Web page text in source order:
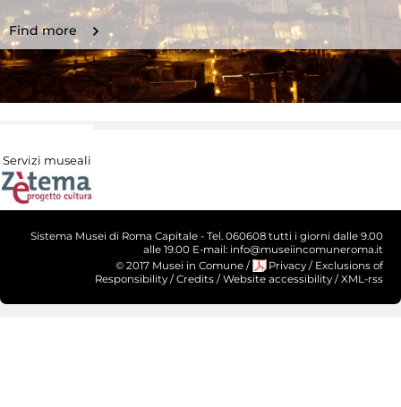
Find more
Servizi museali
Sistema Musei di Roma Capitale - Tel. 060608 tutti i giorni dalle 9.00
alle 19.00 E-mail: info@museiincomuneroma.it
© 2017 Musei in Comune / Privacy / Exclusions of
Responsibility /Credits /Website accessibility /XML-rss